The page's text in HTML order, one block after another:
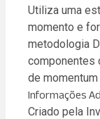
Utiliza uma
momento e
metodologia
componentes
de
Informações
Criado pela